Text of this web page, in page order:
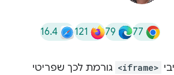
77
79
121
16.4
<iframe> גורמת לכך שפריטי